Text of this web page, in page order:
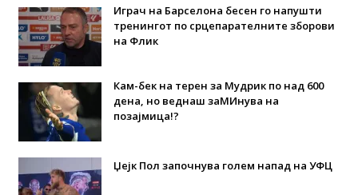
Играч на Барселона бесен го напушти
тренингот по срцепарателните зборови
на Флик
Кам-бек на терен за Мудрик по над 600
дена, но веднаш заМИнува на
позајмица!?
Џејк Пол започнува голем напад на УФЦ